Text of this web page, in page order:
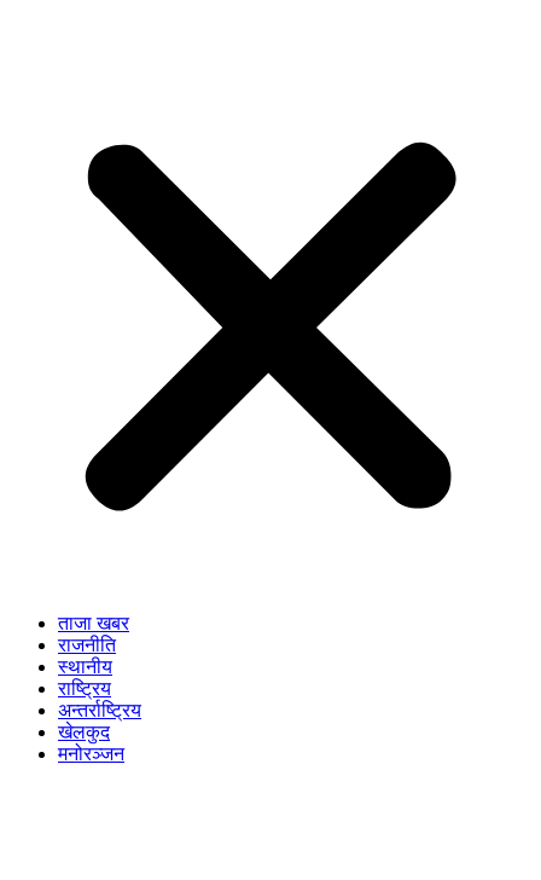
ताजा खबर
राजनीति
स्थानीय
राष्ट्रिय
अन्तर्राष्ट्रिय
खेलकुद
मनोरञ्जन